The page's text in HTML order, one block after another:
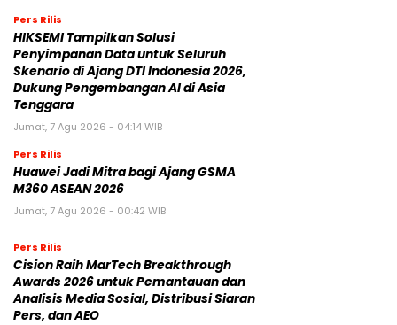
Pers Rilis
HIKSEMI Tampilkan Solusi
Penyimpanan Data untuk Seluruh
Skenario di Ajang DTI Indonesia 2026,
Dukung Pengembangan AI di Asia
Tenggara
Jumat, 7 Agu 2026 - 04:14 WIB
Pers Rilis
Huawei Jadi Mitra bagi Ajang GSMA
M360 ASEAN 2026
Jumat, 7 Agu 2026 - 00:42 WIB
Pers Rilis
Cision Raih MarTech Breakthrough
Awards 2026 untuk Pemantauan dan
Analisis Media Sosial, Distribusi Siaran
Pers, dan AEO